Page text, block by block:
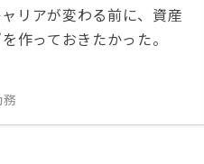
リアが変わる前に、資産
作っておきたかった。